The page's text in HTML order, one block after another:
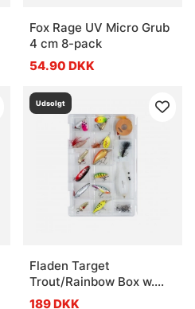
Fox Rage UV Micro Grub
4 cm 8-pack
54.90 DKK
Udsolgt
Fladen Target
Trout/Rainbow Box w.
baits and accessories
189 DKK